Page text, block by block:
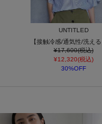
UNTITLED
¥17,600(税込)
¥12,320(税込)
30%OFF